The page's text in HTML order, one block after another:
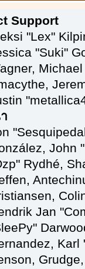
Support
"Lex"
"Suki"
John
Rydhé,
Jan
Karl